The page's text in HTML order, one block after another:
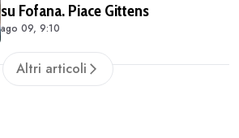
su Fofana. Piace Gittens
ago 09, 9:10
Altri articoli